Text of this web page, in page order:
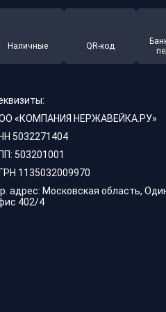
Наличные QR-код
«КОМПАНИЯ НЕРЖАВЕЙКА.РУ»
5032271404
503201001
1135032009970
адрес: Московская область,
402/4